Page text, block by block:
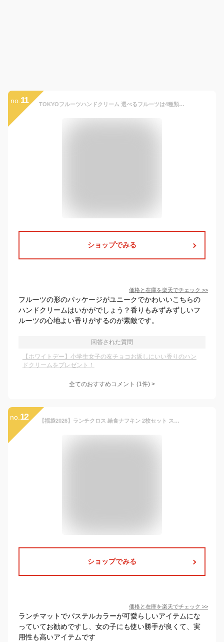
no. 11 TOKYOフルーツハンドクリーム 選べるフルーツは4種類 ストロベリー アップル ペア ピーチ Tokyo fruits 30g カワイイが詰まったプチギフト
ショップでみる
価格と在庫を楽天でチェック >>
フルーツの形のパッケージがユニークでかわいいこちらの
ハンドクリームはいかがでしょう？香りもみずみずしいフ
ルーツの心地よい香りがするのが素敵です。
回答された質問
【ホワイトデー】小学生女子の友チョコお返しにいい香りのハン
ドクリームをプレゼント！
全てのおすすめコメント (1件) >
no. 12 【福袋2026】ランチクロス 給食ナフキン 2枚セット スタンダード ナフキン ランチョンマット 女の子 小学校 給食 お弁当包み テーブル クロス ランチ マット おしゃれ かわいい スクール 小学校 カラフルキャンディスタイル
ショップでみる
価格と在庫を楽天でチェック >>
ランチマットでパステルカラーが可愛らしいアイテムにな
っていてお勧めですし、女の子にも使い勝手が良くて、実
用性も高いアイテムです